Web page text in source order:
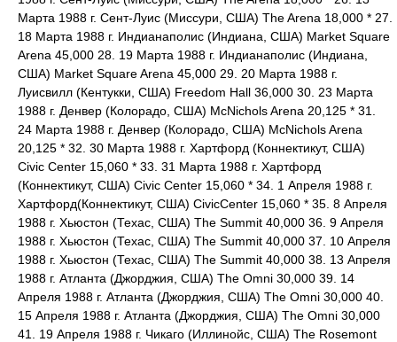
Марта 1988 г. Сент-Луис (Миссури, США) The Arena 18,000 * 27.
18 Марта 1988 г. Индианаполис (Индиана, США) Market Square
Arena 45,000 28. 19 Марта 1988 г. Индианаполис (Индиана,
США) Market Square Arena 45,000 29. 20 Марта 1988 г.
Луисвилл (Кентукки, США) Freedom Hall 36,000 30. 23 Марта
1988 г. Денвер (Колорадо, США) McNichols Arena 20,125 * 31.
24 Марта 1988 г. Денвер (Колорадо, США) McNichols Arena
20,125 * 32. 30 Марта 1988 г. Хартфорд (Коннектикут, США)
Civic Center 15,060 * 33. 31 Марта 1988 г. Хартфорд
(Коннектикут, США) Civic Center 15,060 * 34. 1 Апреля 1988 г.
Хартфорд(Коннектикут, США) CivicCenter 15,060 * 35. 8 Апреля
1988 г. Хьюстон (Техас, США) The Summit 40,000 36. 9 Апреля
1988 г. Хьюстон (Техас, США) The Summit 40,000 37. 10 Апреля
1988 г. Хьюстон (Техас, США) The Summit 40,000 38. 13 Апреля
1988 г. Атланта (Джорджия, США) The Omni 30,000 39. 14
Апреля 1988 г. Атланта (Джорджия, США) The Omni 30,000 40.
15 Апреля 1988 г. Атланта (Джорджия, США) The Omni 30,000
41. 19 Апреля 1988 г. Чикаго (Иллинойс, США) The Rosemont